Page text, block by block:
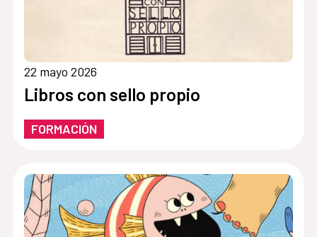
22 mayo 2026
Libros con sello propio
FORMACIÓN